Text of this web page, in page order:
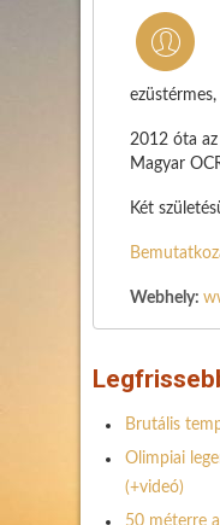
2012 óta az
Magyar
Két
Webhely:
Brutális
Olimpiai
(+videó)